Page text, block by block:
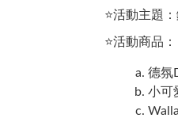
⭐活動主題
⭐活動商品：
德氛
小可